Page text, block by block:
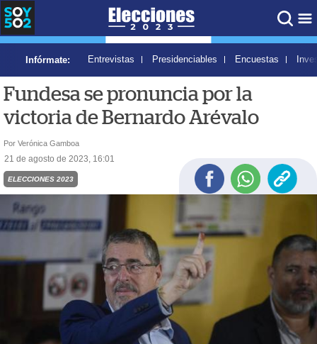
Infórmate: Entrevistas Presidenciables Encuestas
ELECCIONES 2023 NOTICIAS
Fundesa se pronuncia por la
victoria de Bernardo Arévalo
Por Verónica Gamboa
21 de agosto de 2023, 16:01
ELECCIONES 2023